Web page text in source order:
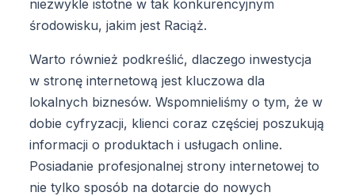
niezwykle istotne w tak konkurencyjnym
środowisku, jakim jest Raciąż.
Warto również podkreślić, dlaczego inwestycja
w stronę internetową jest kluczowa dla
lokalnych biznesów. Wspomnieliśmy o tym, że w
dobie cyfryzacji, klienci coraz częściej poszukują
informacji o produktach i usługach online.
Posiadanie profesjonalnej strony internetowej to
nie tylko sposób na dotarcie do nowych